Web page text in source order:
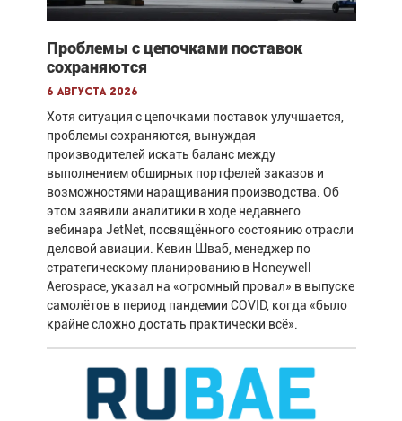
Проблемы с цепочками поставок
сохраняются
6 августа 2026
Хотя ситуация с цепочками поставок улучшается,
проблемы сохраняются, вынуждая
производителей искать баланс между
выполнением обширных портфелей заказов и
возможностями наращивания производства. Об
этом заявили аналитики в ходе недавнего
вебинара JetNet, посвящённого состоянию отрасли
деловой авиации. Кевин Шваб, менеджер по
стратегическому планированию в Honeywell
Aerospace, указал на «огромный провал» в выпуске
самолётов в период пандемии COVID, когда «было
крайне сложно достать практически всё».